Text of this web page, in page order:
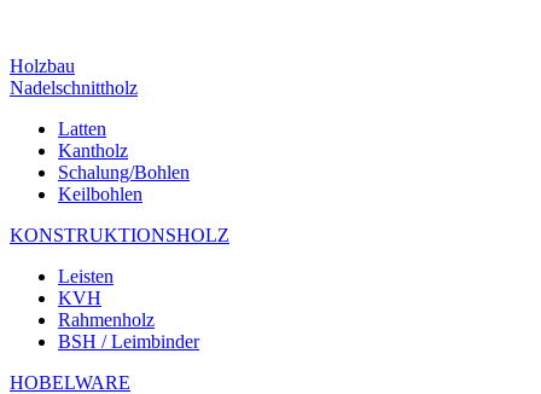
Holzbau
Nadelschnittholz
Latten
Kantholz
Schalung/Bohlen
Keilbohlen
KONSTRUKTIONSHOLZ
Leisten
KVH
Rahmenholz
BSH / Leimbinder
HOBELWARE